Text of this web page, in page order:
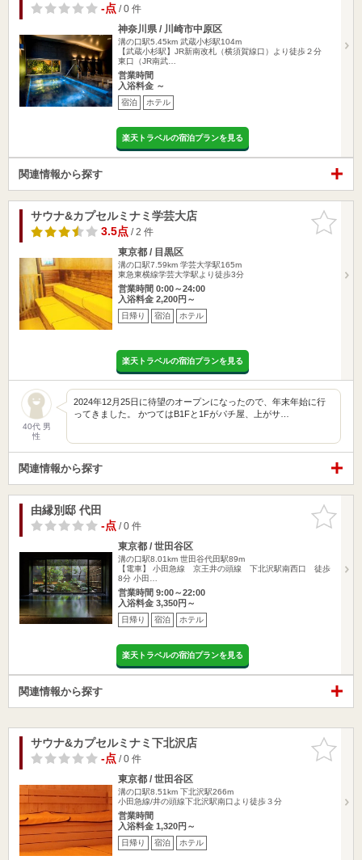
-点/ 0 件
神奈川県 / 川崎市中原区
溝の口駅5.45km 武蔵小杉駅104m
【武蔵小杉駅】JR新南改札（横須賀線口）より徒歩２分
東口（JR南武…
営業時間
入浴料金 ～
宿泊 ホテル
楽天トラベルの宿泊プランを見る
関連情報から探す
お気に入
りに追加
サウナ&カプセルミナミ学芸大店
3.5点/ 2 件
東京都 / 目黒区
溝の口駅7.59km 学芸大学駅165m
東急東横線学芸大学駅より徒歩3分
営業時間 0:00～24:00
入浴料金 2,200円～
日帰り 宿泊 ホテル
楽天トラベルの宿泊プランを見る
40代 男
性
2024年12月25日に待望のオープンになったので、年末年始に行
ってきました。 かつてはB1Fと1Fがパチ屋、上がサ…
関連情報から探す
お気に入
りに追加
由縁別邸 代田
-点/ 0 件
東京都 / 世田谷区
溝の口駅8.01km 世田谷代田駅89m
【電車】 小田急線 京王井の頭線 下北沢駅南西口 徒歩
8分 小田…
営業時間 9:00～22:00
入浴料金 3,350円～
日帰り 宿泊 ホテル
楽天トラベルの宿泊プランを見る
関連情報から探す
お気に入
りに追加
サウナ&カプセルミナミ下北沢店
-点/ 0 件
東京都 / 世田谷区
溝の口駅8.51km 下北沢駅266m
小田急線/井の頭線下北沢駅南口より徒歩３分
営業時間
入浴料金 1,320円～
日帰り 宿泊 ホテル